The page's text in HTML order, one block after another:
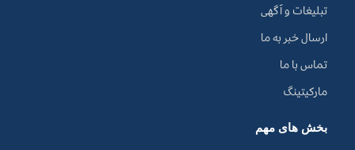
تبلیغات و آگهی
ارسال خبر به ما
تماس با ما
مارکیتینگ
بخش های مهم